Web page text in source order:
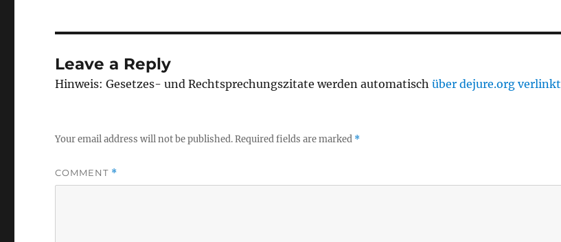
Leave a Reply
Hinweis: Gesetzes- und Rechtsprechungszitate werden automatischüber dejure.org verlinkt
Your email address will not be published.Required fields are marked *
COMMENT *